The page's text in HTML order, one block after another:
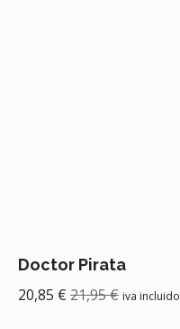
Doctor Pirata
20,85 € 21,95€ iva incluido